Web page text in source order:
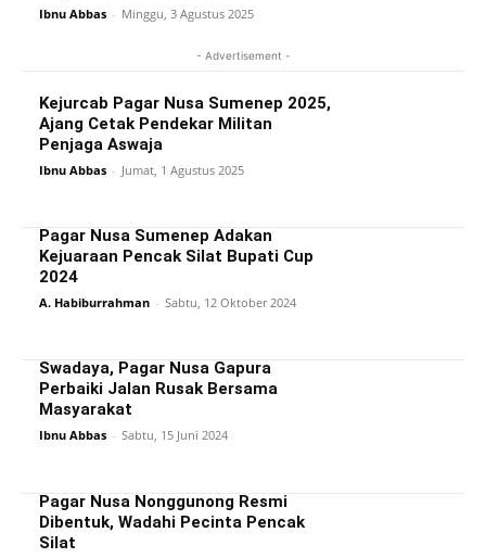
Ibnu Abbas - Minggu, 3 Agustus 2025
- Advertisement -
Kejurcab Pagar Nusa Sumenep 2025,
Ajang Cetak Pendekar Militan
Penjaga Aswaja
Ibnu Abbas - Jumat, 1 Agustus 2025
Pagar Nusa Sumenep Adakan
Kejuaraan Pencak Silat Bupati Cup
2024
A. Habiburrahman - Sabtu, 12 Oktober 2024
Swadaya, Pagar Nusa Gapura
Perbaiki Jalan Rusak Bersama
Masyarakat
Ibnu Abbas - Sabtu, 15 Juni 2024
Pagar Nusa Nonggunong Resmi
Dibentuk, Wadahi Pecinta Pencak
Silat